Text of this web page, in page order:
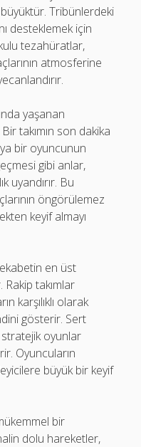
Tribünlerdeki
desteklemek için
tezahüratlar,
atmosferine
yaşanan
takımın son dakika
bir oyuncunun
gibi anlar,
uyandırır. Bu
öngörülemez
keyif almayı
en üst
Rakip takımlar
karşılıklı olarak
gösterir. Sert
stratejik oyunlar
Oyuncuların
büyük bir keyif
bir
dolu hareketler,